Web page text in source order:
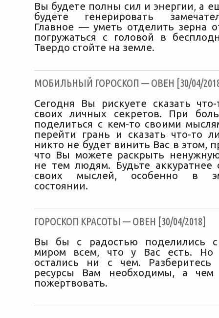
Вы будете полны сил и энергии, а
будете генерировать
Главное — уметь отделить зерна
погружаться с головой в
Твердо стойте на земле.
МОБИЛЬНЫЙ ГОРОСКОП — ОВЕН [30/04/
Сегодня Вы рискуете сказать
своих личных секретов. При
поделиться с кем-то своими
перейти грань и сказать что-то
никто не будет винить Вас в этом,
что Вы можете раскрыть
не тем людям. Будьте аккуратнее
своих мыслей, особенно в
состоянии.
ГОРОСКОП КРАСОТЫ — ОВЕН [30/04/2018]
Вы бы с радостью поделились
миром всем, что у Вас есть.
остались ни с чем.
ресурсы Вам необходимы, а
пожертвовать.